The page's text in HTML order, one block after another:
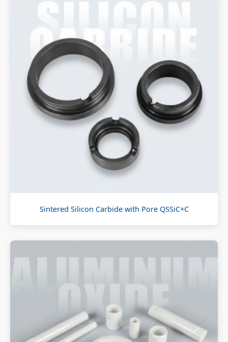
Sintered Silicon Carbide with Pore QSSiC+C